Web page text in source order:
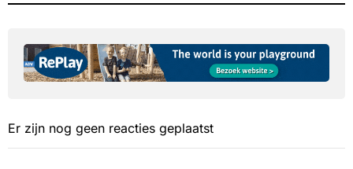
Er zijn nog geen reacties geplaatst